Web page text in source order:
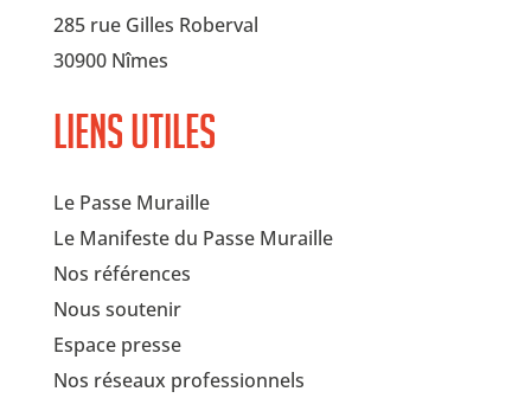
285 rue Gilles Roberval
30900 Nîmes
Liens utiles
Le Passe Muraille
Le Manifeste du Passe Muraille
Nos références
Nous soutenir
Espace presse
Nos réseaux professionnels